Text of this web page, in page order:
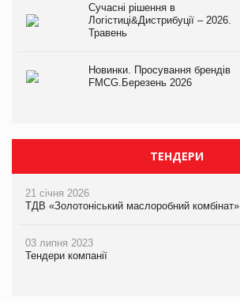
Сучасні рішення в
Логістиці&Дистрибуції – 2026.
Травень
Новинки. Просування брендів
FMCG.Березень 2026
ТЕНДЕРИ
21 січня 2026
ТДВ «Золотоніський маслоробний комбінат»
03 липня 2023
Тендери компанії